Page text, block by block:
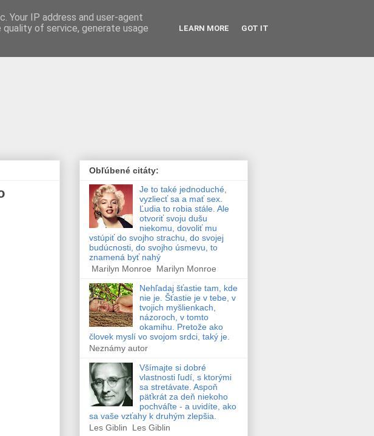
Obľúbené citáty:
Je to také jednoduché,
vyzliecť sa a mať sex.
Ľudia to robia stále. Ale
otvoriť svoju dušu
niekomu, dovoliť mu
vstúpiť do svojho strachu, do svojej
budúcnosti, do svojho úsmevu, to
znamená byť nahý
Marilyn Monroe Marilyn Monroe
Nehľadaj šťastie tam, kde
nie je. Šťastie je v tebe, v
tvojich myšlienkach,
názoroch, v tomto
okamihu. Pretože ako
človek myslí vo svojom srdci, taký je.
Neznámy autor
Všímajte si dobré
vlastnosti ľudí, s ktorými
sa stretávate. Aspoň
päťkrát za deň niekoho
pochváľte - a uvidíte, ako
sa vaše vzťahy k druhým zlepšia.
Les Giblin Les Giblin
Your IP address and user-agent
of service, generate usage
LEARN MORE GOT IT